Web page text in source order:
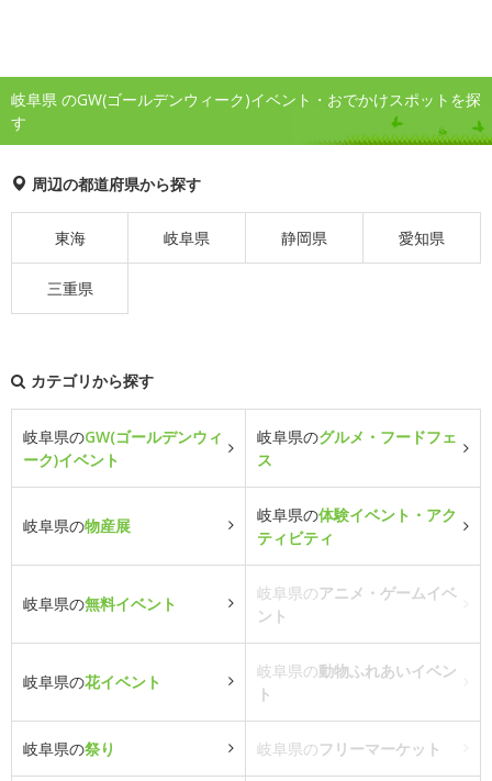
岐阜県 のGW(ゴールデンウィーク)イベント・おでかけスポットを探
す
周辺の都道府県から探す
東海 岐阜県 静岡県 愛知県
三重県
カテゴリから探す
岐阜県のGW(ゴールデンウィ
ーク)イベント
岐阜県のグルメ・フードフェ
ス
岐阜県の物産展
岐阜県の体験イベント・アク
ティビティ
岐阜県の無料イベント
岐阜県のアニメ・ゲームイベ
ント
岐阜県の花イベント
岐阜県の動物ふれあいイベン
ト
岐阜県の祭り 岐阜県のフリーマーケット